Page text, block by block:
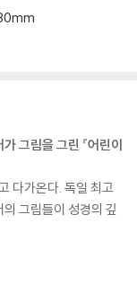
그림을 그린 『어린이
다가온다. 독일 최고
그림들이 성경의 깊